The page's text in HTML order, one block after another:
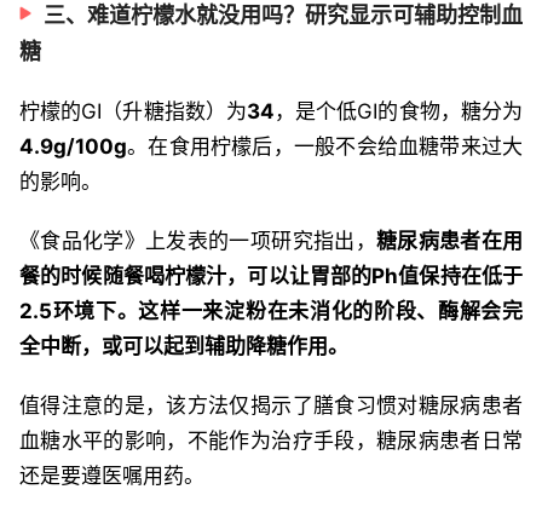
三、难道柠檬水就没用吗？研究显示可辅助控制血
糖
柠檬的GI（升糖指数）为34 ，是个低GI的食物，糖分为
4.9g/100g。在食用柠檬后，一般不会给血糖带来过大
的影响。
《食品化学》上发表的一项研究指出， 糖尿病患者在用
餐的时候随餐喝柠檬汁，可以让胃部的Ph值保持在低于
2.5环境下。这样一来淀粉在未消化的阶段、酶解会完
全中断，或可以起到辅助降糖作用。
值得注意的是，该方法仅揭示了膳食习惯对糖尿病患者
血糖水平的影响，不能作为治疗手段，糖尿病患者日常
还是要遵医嘱用药。